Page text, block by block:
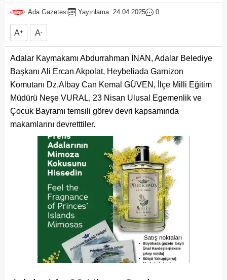
Ada Gazetesi Yayınlama: 24.04.2025 0
A+ A-
Adalar Kaymakamı Abdurrahman İNAN, Adalar Belediye
Başkanı Ali Ercan Akpolat, Heybeliada Garnizon
Komutanı Dz.Albay Can Kemal GÜVEN, İlçe Milli Eğitim
Müdürü Neşe VURAL, 23 Nisan Ulusal Egemenlik ve
Çocuk Bayramı temsili görev devri kapsamında
makamlarını devretttiler.